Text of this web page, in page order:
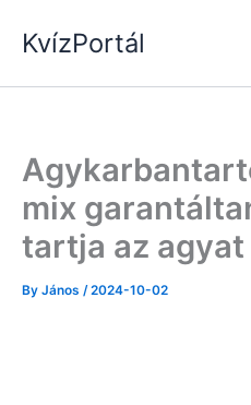
KvízPortál
mix
tartja az agyat
By János /2024-10-02